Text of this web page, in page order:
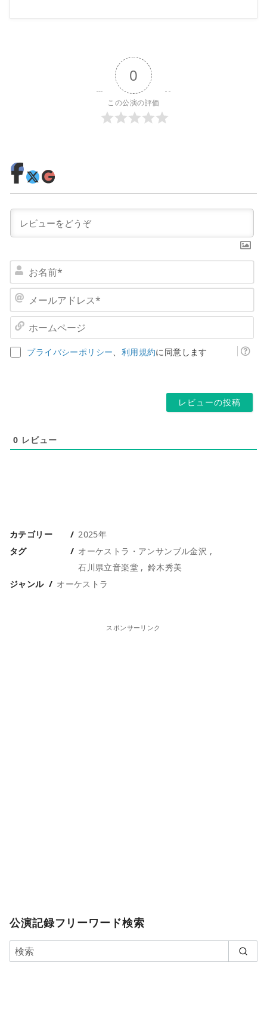
0
この公演の評価
名
ア
ー
プライバシーポリシー、 利用規約に同意します
0 レビュー
カテゴリー
2025年
タグ
オーケストラ・アンサンブル金沢
石川県立音楽堂
鈴木秀美
ジャンル
オーケストラ
スポンサーリンク
公演記録フリーワード検索